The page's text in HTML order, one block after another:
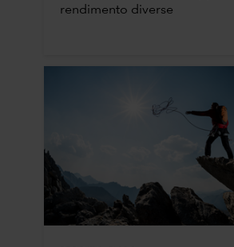
rendimento diverse